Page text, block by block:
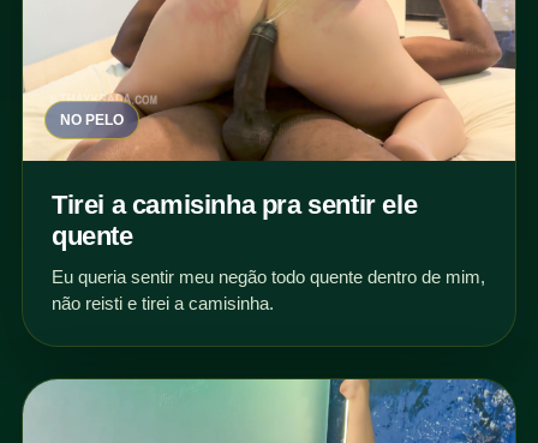
NO PELO
Tirei a camisinha pra sentir ele
quente
Eu queria sentir meu negão todo quente dentro de mim,
não reisti e tirei a camisinha.